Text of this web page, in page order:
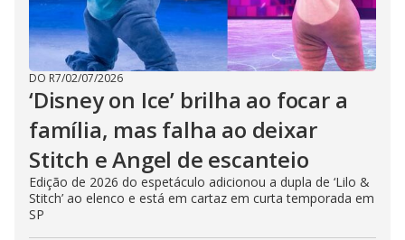
DO R7/02/07/2026
‘Disney on Ice’ brilha ao focar a
família, mas falha ao deixar
Stitch e Angel de escanteio
Edição de 2026 do espetáculo adicionou a dupla de ‘Lilo &
Stitch’ ao elenco e está em cartaz em curta temporada em
SP